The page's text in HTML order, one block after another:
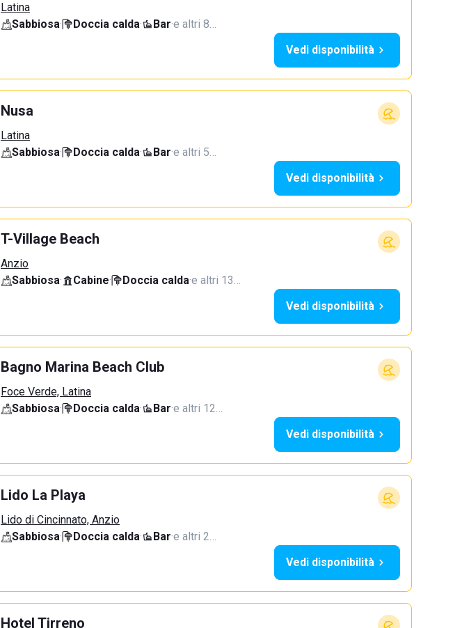
Latina
Sabbiosa· Doccia calda· Bar·e altri 8…
Vedi disponibilità
Nusa
Latina
Sabbiosa· Doccia calda· Bar·e altri 5…
Vedi disponibilità
T-Village Beach
Anzio
Sabbiosa· Cabine· Doccia calda·e altri 13…
Vedi disponibilità
Bagno Marina Beach Club
Foce Verde, Latina
Sabbiosa· Doccia calda· Bar·e altri 12…
Vedi disponibilità
Lido La Playa
Lido di Cincinnato, Anzio
Sabbiosa· Doccia calda· Bar·e altri 2…
Vedi disponibilità
Hotel Tirreno